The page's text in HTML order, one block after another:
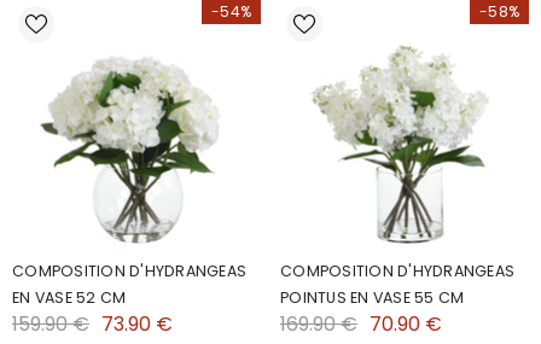
-54%
COMPOSITION D'HYDRANGEAS
EN VASE 52 CM
159.90 € 73.90 €
-58%
COMPOSITION D'HYDRANGEAS
POINTUS EN VASE 55 CM
169.90 € 70.90 €